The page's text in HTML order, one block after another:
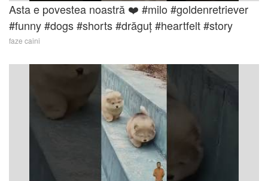
Asta e povestea noastră ❤️ #milo #goldenretriever
#funny #dogs #shorts #drăguț #heartfelt #story
faze caini